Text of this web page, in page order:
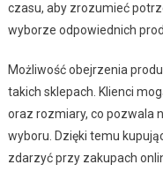
czasu, aby zrozumieć
wyborze odpowiednich
Możliwość obejrzenia
takich sklepach. Klienci
oraz rozmiary, co pozwala
wyboru. Dzięki temu
zdarzyć przy zakupach